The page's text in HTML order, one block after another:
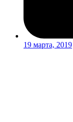
19 марта, 2019